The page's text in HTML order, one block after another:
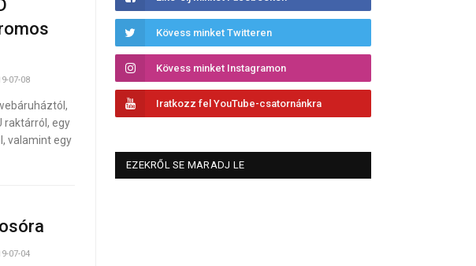
07-08
raktárról, egy
valamint egy
07-04
Kövess minket Twitteren
Kövess minket Instagramon
Iratkozz fel YouTube-csatornánkra
EZEKRŐL SE MARADJ LE